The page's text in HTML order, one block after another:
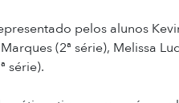
pelos alunos
(2ª série), Melissa
série).